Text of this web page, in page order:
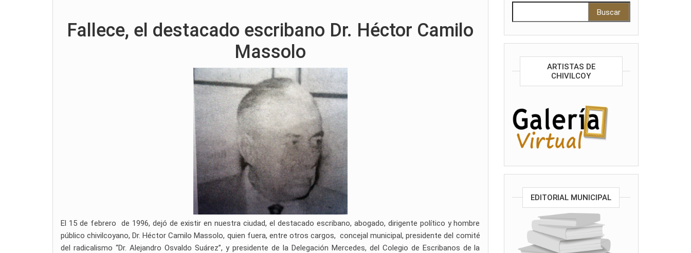
Fallece, el destacado escribano Dr. Héctor Camilo
Massolo
El 15 de febrero de 1996, dejó de existir en nuestra ciudad, el destacado escribano, abogado, dirigente político y hombre
público chivilcoyano, Dr. Héctor Camilo Massolo, quien fuera, entre otros cargos, concejal municipal, presidente del comité
del radicalismo “Dr. Alejandro Osvaldo Suárez”, y presidente de la Delegación Mercedes, del Colegio de Escribanos de la
ARTISTAS DE
CHIVILCOY
EDITORIAL MUNICIPAL